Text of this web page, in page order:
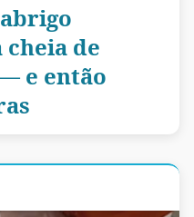
de
e então